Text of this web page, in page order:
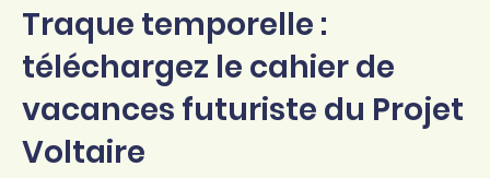
Traque temporelle :
téléchargez le cahier de
vacances futuriste du Projet
Voltaire